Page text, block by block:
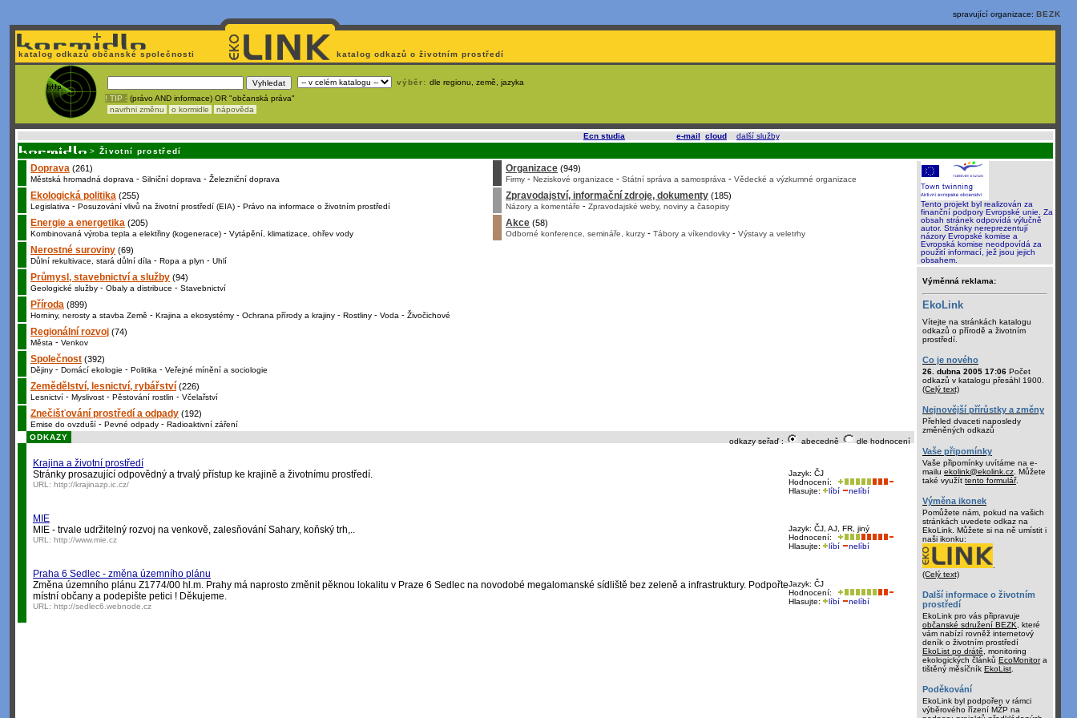
spravující organizace: BEZK
katalog odkazů občanské společnosti katalog odkazů o životním prostředí
výběr: dle regionu, země, jazyka
! TIP : (právo AND informace) OR "občanská práva"
navrhni změnu
o kormidle nápověda
Ecn studia e-mail cloud další služby.
> Životní prostředí
Doprava (261)
Městská hromadná doprava - Silniční doprava - Železniční doprava
Ekologická politika (255)
Legislativa - Posuzování vlivů na životní prostředí (EIA) - Právo na informace o životním prostředí
Energie a energetika (205)
Kombinovaná výroba tepla a elektřiny (kogenerace) - Vytápění, klimatizace, ohřev vody
Nerostné suroviny (69)
Důlní rekultivace, stará důlní díla - Ropa a plyn - Uhlí
Průmysl, stavebnictví a služby (94)
Geologické služby - Obaly a distribuce - Stavebnictví
Příroda (899)
Horniny, nerosty a stavba Země - Krajina a ekosystémy - Ochrana přírody a krajiny - Rostliny - Voda - Živočichové
Regionální rozvoj (74)
Města - Venkov
Společnost (392)
Dějiny - Domácí ekologie - Politika - Veřejné mínění a sociologie
Zemědělství, lesnictví, rybářství (226)
Lesnictví - Myslivost - Pěstování rostlin - Včelařství
Znečišťování prostředí a odpady (192)
Emise do ovzduší - Pevné odpady - Radioaktivní záření
Organizace (949)
Firmy - Neziskové organizace - Státní správa a samospráva - Vědecké a výzkumné organizace
Zpravodajství, informační zdroje, dokumenty (185)
Názory a komentáře - Zpravodajské weby, noviny a časopisy
Akce (58)
Odborné konference, semináře, kurzy - Tábory a víkendovky - Výstavy a veletrhy
odkazy seřaď : abecedně dle hodnocení
ODKAZY
Krajina a životní prostředí
Jazyk: ČJ
Hodnocení:
Hlasujte:
líbí nelíbí
Stránky prosazující odpovědný a trvalý přístup ke krajině a životnímu prostředí.
URL: http://krajinazp.ic.cz/
MIE
Jazyk: ČJ, AJ, FR, jiný
Hodnocení:
Hlasujte:
líbí nelíbí
MIE - trvale udržitelný rozvoj na venkově, zalesňování Sahary, koňský trh,..
URL: http://www.mie.cz
Praha 6 Sedlec - změna územního plánu
Jazyk: ČJ
Hodnocení:
Hlasujte:
líbí nelíbí
Změna územního plánu Z1774/00 hl.m. Prahy má naprosto změnit pěknou lokalitu v Praze 6 Sedlec na novodobé megalomanské sídliště bez zeleně a infrastruktury. Podpořte
místní občany a podepište petici ! Děkujeme.
URL: http://sedlec6.webnode.cz
Tento projekt byl realizován za
finanční podpory Evropské unie. Za
obsah stránek odpovídá výlučně
autor. Stránky nereprezentují
názory Evropské komise a
Evropská komise neodpovídá za
použití informací, jež jsou jejich
obsahem.
Výměnná reklama:
EkoLink
Vítejte na stránkách katalogu
odkazů o přírodě a životním
prostředí.
Co je nového
26. dubna 2005 17:06 Počet
odkazů v katalogu přesáhl 1900.
(Celý text)
Nejnovější přírůstky a změny
Přehled dvaceti naposledy
změněných odkazů
Vaše připomínky
Vaše připomínky uvítáme na e-
mailu ekolink@ekolink.cz . Můžete
také využít tento formulář.
Výměna ikonek
Pomůžete nám, pokud na vašich
stránkách uvedete odkaz na
EkoLink. Můžete si na ně umístit i
naši ikonku:
(Celý text)
Další informace o životním
prostředí
EkoLink pro vás připravuje
občanské sdružení BEZK , které
vám nabízí rovněž internetový
deník o životním prostředí
EkoList po drátě , monitoring
ekologických článků EcoMonitora
tištěný měsíčník EkoList
Poděkování
EkoLink byl podpořen v rámci
výběrového řízení MŽP na